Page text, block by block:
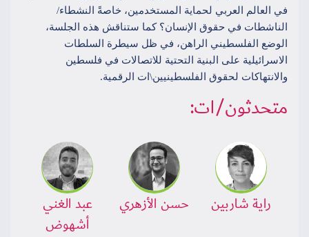
في العالم العربي لحماية المستخدمين، خاصةً النشطاء/
الناشطات في حقوق الإنسان؟ كما ستناقش هذه الجلسة،
الوضع الفلسطيني الراهن، في ظل سيطرة السلطات
الاسرائيلية على البنية التحتية للاتصالات في فلسطين
والانتهاكات لحقوق الفلسطينيين\ات الرقمية.
متحدثون/ات:
راية شاربين حسن الأزهري
عبد الغني
أشهوض